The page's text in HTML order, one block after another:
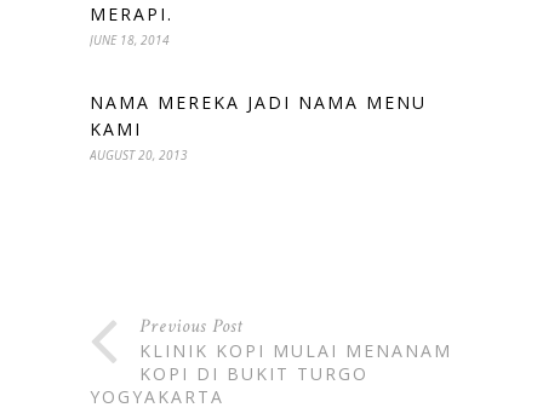
MERAPI.
JUNE 18, 2014
NAMA MEREKA JADI NAMA MENU
KAMI
AUGUST 20, 2013
Previous Post
KLINIK KOPI MULAI MENANAM
KOPI DI BUKIT TURGO
YOGYAKARTA